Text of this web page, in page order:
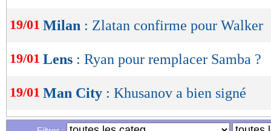
19/01 Milan : Zlatan confirme pour Walker
19/01 Lens : Ryan pour remplacer Samba ?
19/01 Man City : Khusanov a bien signé
19/01 Arsenal: Arteta inquiet pour Saliba